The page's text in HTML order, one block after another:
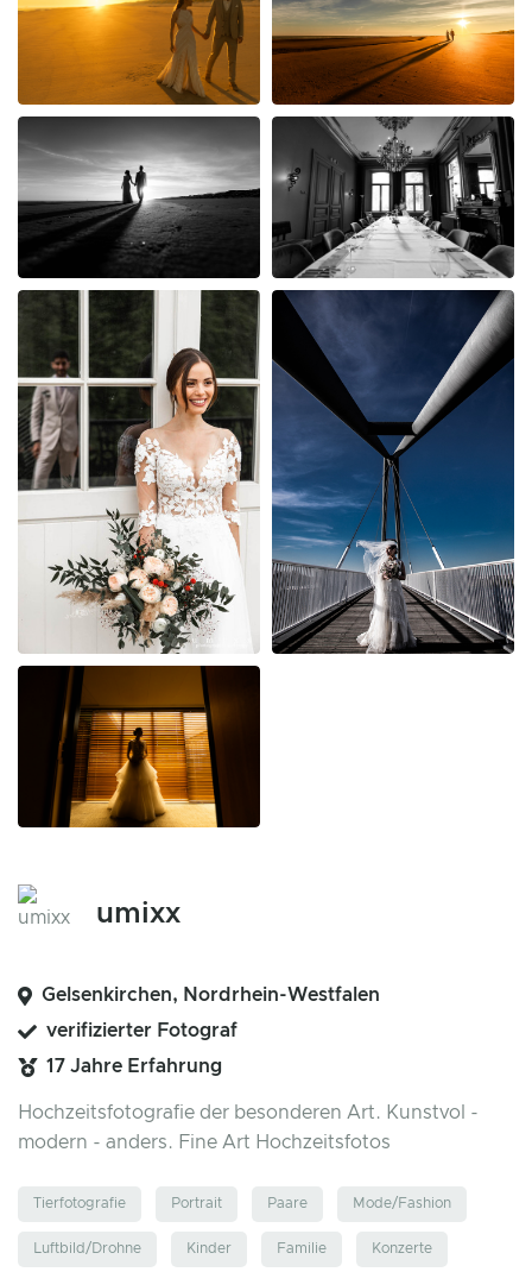
umixx
Gelsenkirchen, Nordrhein-Westfalen
verifizierter Fotograf
17 Jahre Erfahrung
Hochzeitsfotografie der besonderen Art. Kunstvol -
modern - anders. Fine Art Hochzeitsfotos
Tierfotografie Portrait Paare Mode/Fashion
Luftbild/Drohne Kinder Familie Konzerte